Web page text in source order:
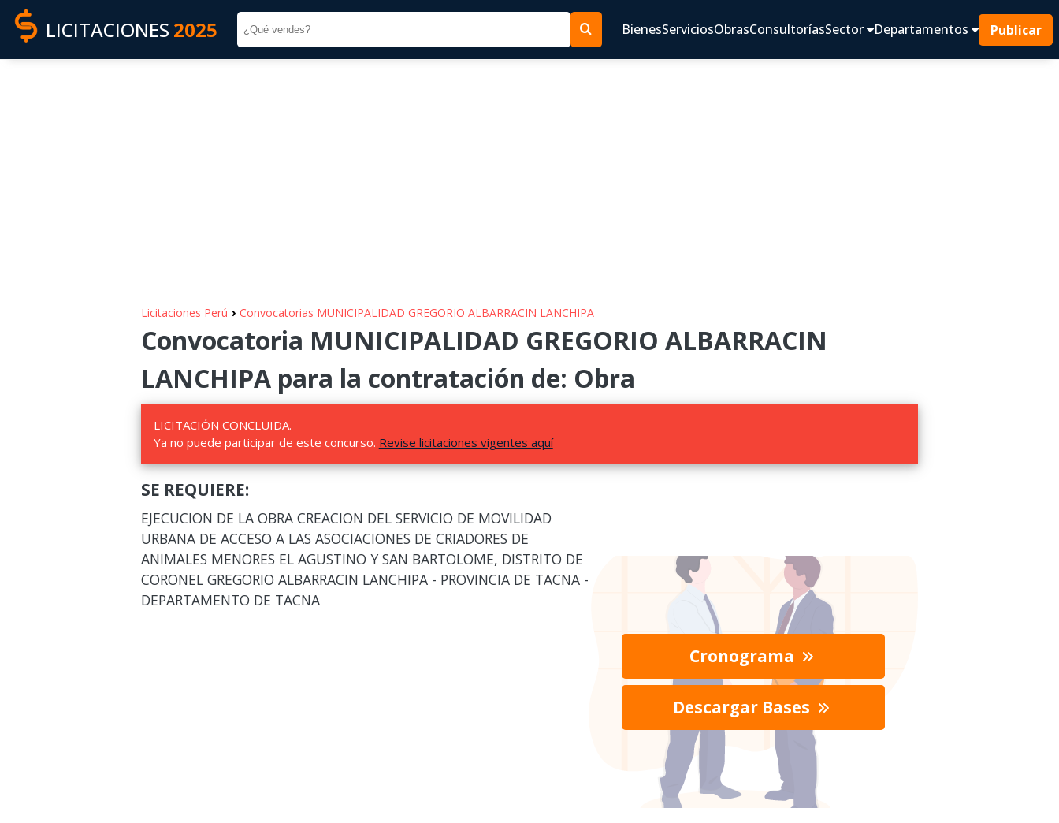
LICITACIONES 2025 BienesServiciosObrasConsultoríasSector Departamentos Publicar
Licitaciones Perú › Convocatorias MUNICIPALIDAD GREGORIO ALBARRACIN LANCHIPA
Convocatoria MUNICIPALIDAD GREGORIO ALBARRACIN
LANCHIPA para la contratación de: Obra
LICITACIÓN CONCLUIDA.
Ya no puede participar de este concurso. Revise licitaciones vigentes aquí
SE REQUIERE:
EJECUCION DE LA OBRA CREACION DEL SERVICIO DE MOVILIDAD
URBANA DE ACCESO A LAS ASOCIACIONES DE CRIADORES DE
ANIMALES MENORES EL AGUSTINO Y SAN BARTOLOME, DISTRITO DE
CORONEL GREGORIO ALBARRACIN LANCHIPA - PROVINCIA DE TACNA -
DEPARTAMENTO DE TACNA
Cronograma
Descargar Bases